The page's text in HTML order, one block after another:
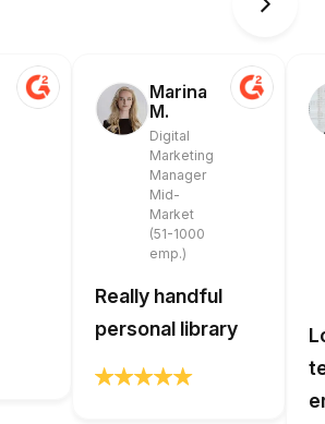
Marina
M.
Digital
Marketing
Manager
Mid-
Market
(51-1000
emp.)
Really handful
personal library